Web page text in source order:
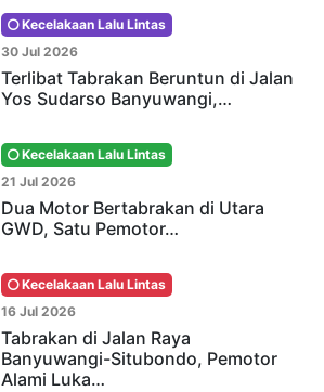
Kecelakaan Lalu Lintas
30 Jul 2026
Terlibat Tabrakan Beruntun di Jalan
Yos Sudarso Banyuwangi,…
Kecelakaan Lalu Lintas
21 Jul 2026
Dua Motor Bertabrakan di Utara
GWD, Satu Pemotor…
Kecelakaan Lalu Lintas
16 Jul 2026
Tabrakan di Jalan Raya
Banyuwangi-Situbondo, Pemotor
Alami Luka…